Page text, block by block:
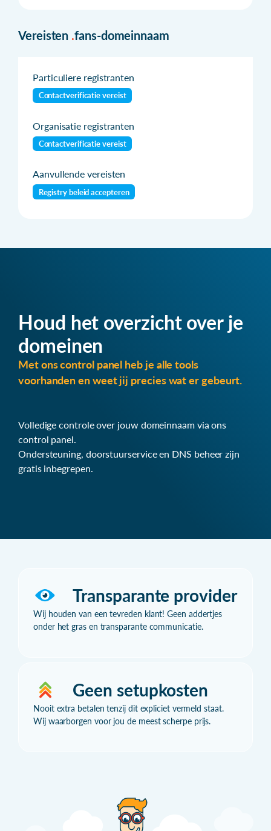
Vereisten .fans-domeinnaam
Particuliere registranten
Contactverificatie vereist
Organisatie registranten
Contactverificatie vereist
Aanvullende vereisten
Registry beleid accepteren
Houd het overzicht over je
domeinen
Met ons control panel heb je alle tools
voorhanden en weet jij precies wat er gebeurt.
Volledige controle over jouw domeinnaam via ons
control panel.
Ondersteuning, doorstuurservice en DNS beheer zijn
gratis inbegrepen.
Transparante provider
Wij houden van een tevreden klant! Geen addertjes
onder het gras en transparante communicatie.
Geen setupkosten
Nooit extra betalen tenzij dit expliciet vermeld staat.
Wij waarborgen voor jou de meest scherpe prijs.